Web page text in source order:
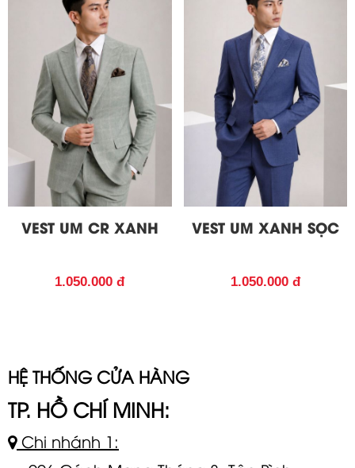
VEST UM CR XANH
1.050.000 đ
VEST UM XANH SỌC
1.050.000 đ
HỆ THỐNG CỬA HÀNG
TP. HỒ CHÍ MINH:
Chi nhánh 1: